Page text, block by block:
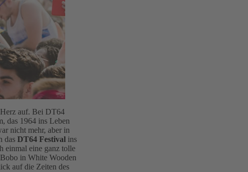
auf. Bei DT64
das 1964 ins Leben
nicht mehr, aber in
das DT64 Festival ins
einmal eine ganz tolle
in White Wooden
auf die Zeiten des